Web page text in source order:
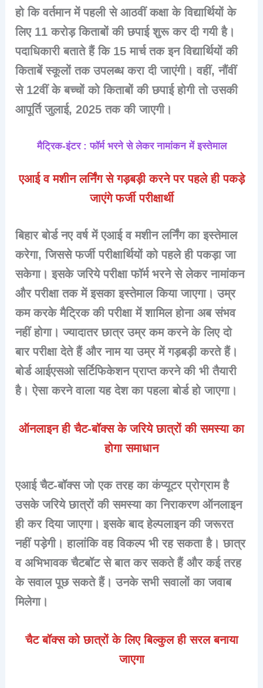
हो कि वर्तमान में पहली से आठवीं कक्षा के विद्यार्थियों के
लिए 11 करोड़ किताबों की छपाई शुरू कर दी गयी है।
पदाधिकारी बताते हैं कि 15 मार्च तक इन विद्यार्थियों की
किताबें स्कूलों तक उपलब्ध करा दी जाएंगी। वहीं, नौंवीं
से 12वीं के बच्चों को किताबों की छपाई होगी तो उसकी
आपूर्ति जुलाई, 2025 तक की जाएगी।
मैट्रिक-इंटर : फॉर्म भरने से लेकर नामांकन में इस्तेमाल
एआई व मशीन लर्निंग से गड़बड़ी करने पर पहले ही पकड़े
जाएंगे फर्जी परीक्षार्थी
बिहार बोर्ड नए वर्ष में एआई व मशीन लर्निंग का इस्तेमाल
करेगा, जिससे फर्जी परीक्षार्थियों को पहले ही पकड़ा जा
सकेगा। इसके जरिये परीक्षा फॉर्म भरने से लेकर नामांकन
और परीक्षा तक में इसका इस्तेमाल किया जाएगा। उम्र
कम करके मैट्रिक की परीक्षा में शामिल होना अब संभव
नहीं होगा। ज्यादातर छात्र उम्र कम करने के लिए दो
बार परीक्षा देते हैं और नाम या उम्र में गड़बड़ी करते हैं।
बोर्ड आईएसओ सर्टिफिकेशन प्राप्त करने की भी तैयारी
है। ऐसा करने वाला यह देश का पहला बोर्ड हो जाएगा।
ऑनलाइन ही चैट-बॉक्स के जरिये छात्रों की समस्या का
होगा समाधान
एआई चैट-बॉक्स जो एक तरह का कंप्यूटर प्रोग्राम है
उसके जरिये छात्रों की समस्या का निराकरण ऑनलाइन
ही कर दिया जाएगा। इसके बाद हेल्पलाइन की जरूरत
नहीं पड़ेगी। हालांकि वह विकल्प भी रह सकता है। छात्र
व अभिभावक चैटबॉट से बात कर सकते हैं और कई तरह
के सवाल पूछ सकते हैं। उनके सभी सवालों का जवाब
मिलेगा।
चैट बॉक्स को छात्रों के लिए बिल्कुल ही सरल बनाया
जाएगा